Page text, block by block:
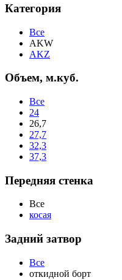
Категория
Все
AKW
AKZ
Объем, м.куб.
Все
24
26,7
27,7
32,3
37,3
Передняя стенка
Все
косая
Задний затвор
Все
откидной борт